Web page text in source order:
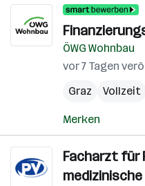
ÖWG Wohnbau
vor 7 Tagen
Graz
Vollzeit
Merken
Facharzt für